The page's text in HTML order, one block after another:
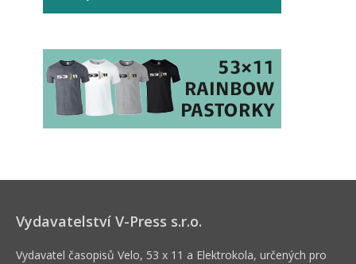
Vydavatelství V-Press s.r.o.
Vydavatel časopisů Velo, 53 x 11 a Elektrokola, určených pro